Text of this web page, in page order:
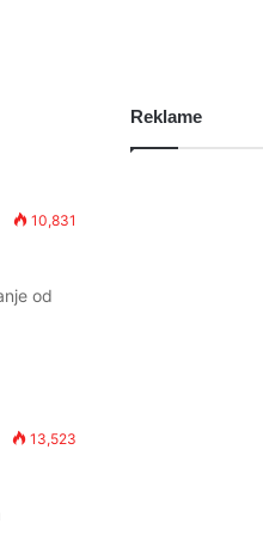
10,831
od
13,523
Reklame